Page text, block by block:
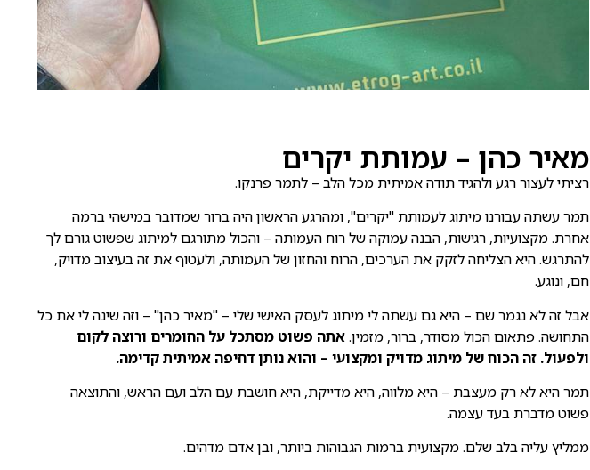
מאיר כהן – עמותת יקרים
רציתי לעצור רגע ולהגיד תודה אמיתית מכל הלב – לתמר פרנקו.
תמר עשתה עבורנו מיתוג לעמותת "יקרים", ומהרגע הראשון היה ברור שמדובר במישהי ברמה
אחרת. מקצועיות, רגישות, הבנה עמוקה של רוח העמותה – והכול מתורגם למיתוג שפשוט גורם לך
להתרגש. היא הצליחה לזקק את הערכים, הרוח והחזון של העמותה, ולעטוף את זה בעיצוב מדויק,
חם, ונוגע.
אבל זה לא נגמר שם – היא גם עשתה לי מיתוג לעסק האישי שלי – "מאיר כהן" – וזה שינה לי את כל
התחושה. פתאום הכול מסודר, ברור, מזמין.אתה פשוט מסתכל על החומרים ורוצה לקום
ולפעול. זה הכוח של מיתוג מדויק ומקצועי – והוא נותן דחיפה אמיתית קדימה.
תמר היא לא רק מעצבת – היא מלווה, היא מדייקת, היא חושבת עם הלב ועם הראש, והתוצאה
פשוט מדברת בעד עצמה.
ממליץ עליה בלב שלם. מקצועית ברמות הגבוהות ביותר, ובן אדם מדהים.